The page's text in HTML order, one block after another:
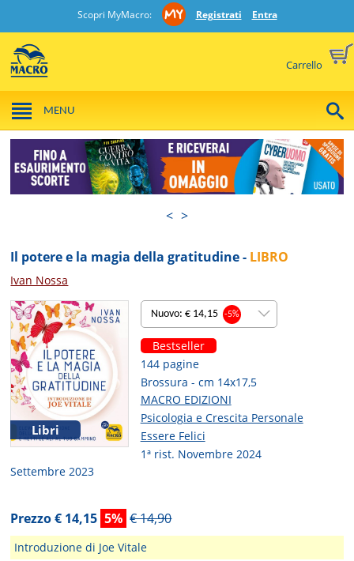
Scopri MyMacro: Registrati Entra
Carrello
MENU
< >
Il potere e la magia della gratitudine - LIBRO
Ivan Nossa
Libri
Nuovo: € 14,15-5%
Bestseller
144 pagine
Brossura - cm 14x17,5
MACRO EDIZIONI
Psicologia e Crescita Personale
Essere Felici
1ª rist. Novembre 2024
Settembre 2023
Prezzo € 14,15 5% € 14,90
Introduzione di Joe Vitale